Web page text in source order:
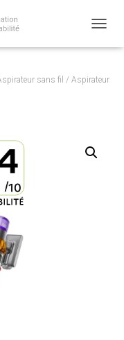
sans fil / Aspirateur